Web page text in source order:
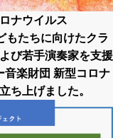
ナウイルス
もたちに向けたクラ
び若手演奏家を支援
音楽財団 新型コロナ
ち上げました。